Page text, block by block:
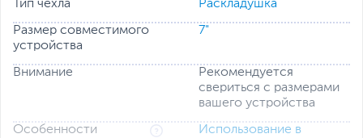
Тип чехла Раскладушка
Размер совместимого
устройства
7"
Внимание
Рекомендуется
свериться с размерами
вашего устройства
Особенности
Использование в